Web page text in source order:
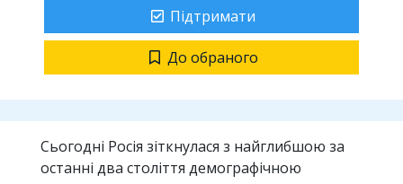
Підтримати
До обраного
Сьогодні Росія зіткнулася з найглибшою за
останні два століття демографічною